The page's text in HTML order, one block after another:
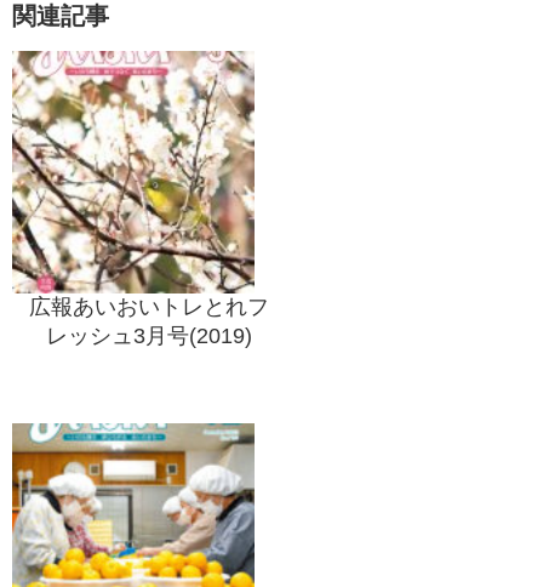
関連記事
広報あいおいトレとれフ
レッシュ3月号(2019)